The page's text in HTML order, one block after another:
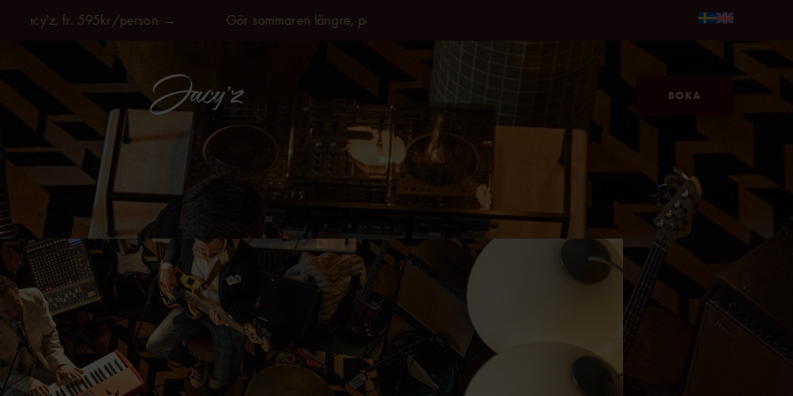
fr. 595kr/person → Gör sommaren längre, på Jacy'z, fr. 595kr/person → Gör sommaren längre, på Jacy'z, fr.
BOKA